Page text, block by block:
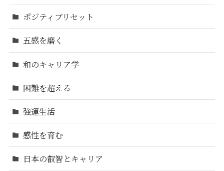
ポジティブリセット
五感を磨く
和のキャリア学
困難を超える
強運生活
感性を育む
日本の叡智とキャリア